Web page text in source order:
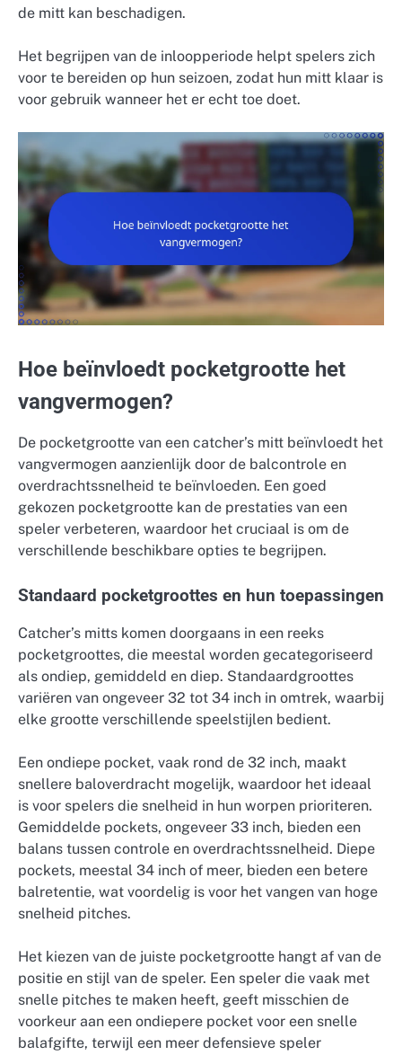
de mitt kan beschadigen.
Het begrijpen van de inloopperiode helpt spelers zich
voor te bereiden op hun seizoen, zodat hun mitt klaar is
voor gebruik wanneer het er echt toe doet.
Hoe beïnvloedt pocketgrootte het
vangvermogen?
De pocketgrootte van een catcher’s mitt beïnvloedt het
vangvermogen aanzienlijk door de balcontrole en
overdrachtssnelheid te beïnvloeden. Een goed
gekozen pocketgrootte kan de prestaties van een
speler verbeteren, waardoor het cruciaal is om de
verschillende beschikbare opties te begrijpen.
Standaard pocketgroottes en hun toepassingen
Catcher’s mitts komen doorgaans in een reeks
pocketgroottes, die meestal worden gecategoriseerd
als ondiep, gemiddeld en diep. Standaardgroottes
variëren van ongeveer 32 tot 34 inch in omtrek, waarbij
elke grootte verschillende speelstijlen bedient.
Een ondiepe pocket, vaak rond de 32 inch, maakt
snellere baloverdracht mogelijk, waardoor het ideaal
is voor spelers die snelheid in hun worpen prioriteren.
Gemiddelde pockets, ongeveer 33 inch, bieden een
balans tussen controle en overdrachtssnelheid. Diepe
pockets, meestal 34 inch of meer, bieden een betere
balretentie, wat voordelig is voor het vangen van hoge
snelheid pitches.
Het kiezen van de juiste pocketgrootte hangt af van de
positie en stijl van de speler. Een speler die vaak met
snelle pitches te maken heeft, geeft misschien de
voorkeur aan een ondiepere pocket voor een snelle
balafgifte, terwijl een meer defensieve speler